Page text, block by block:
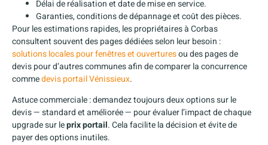
Délai de réalisation et date de mise en service.
Garanties, conditions de dépannage et coût des pièces.
Pour les estimations rapides, les propriétaires à Corbas
consultent souvent des pages dédiées selon leur besoin :
solutions locales pour fenêtres et ouverturesou des pages de
devis pour d’autres communes afin de comparer la concurrence
commedevis portail Vénissieux.
Astuce commerciale : demandez toujours deux options sur le
devis — standard et améliorée — pour évaluer l’impact de chaque
upgrade sur leprix portail. Cela facilite la décision et évite de
payer des options inutiles.